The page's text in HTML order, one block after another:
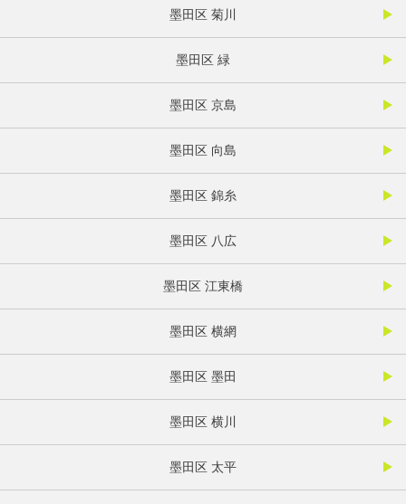
墨田区 菊川
墨田区 緑
墨田区 京島
墨田区 向島
墨田区 錦糸
墨田区 八広
墨田区 江東橋
墨田区 横網
墨田区 墨田
墨田区 横川
墨田区 太平